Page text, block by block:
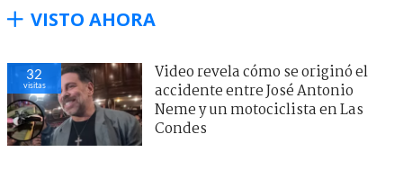
VISTO AHORA
32
visitas
Video revela cómo se originó el
accidente entre José Antonio
Neme y un motociclista en Las
Condes